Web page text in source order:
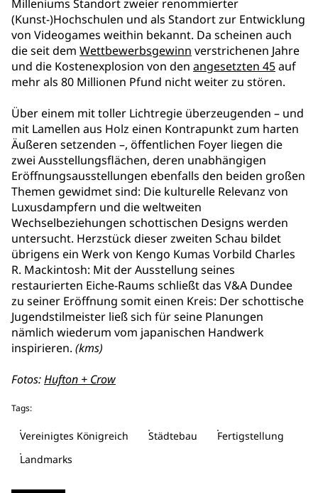
Milleniums Standort zweier renommierter
(Kunst-)Hochschulen und als Standort zur Entwicklung
von Videogames weithin bekannt. Da scheinen auch
die seit dem Wettbewerbsgewinn verstrichenen Jahre
und die Kostenexplosion von den angesetzten 45auf
mehr als 80 Millionen Pfund nicht weiter zu stören.
Über einem mit toller Lichtregie überzeugenden ­– und
mit Lamellen aus Holz einen Kontrapunkt zum harten
Äußeren setzenden –, öffentlichen Foyer liegen die
zwei Ausstellungsflächen, deren unabhängigen
Eröffnungsausstellungen ebenfalls den beiden großen
Themen gewidmet sind: Die kulturelle Relevanz von
Luxusdampfern und die weltweiten
Wechselbeziehungen schottischen Designs werden
untersucht. Herzstück dieser zweiten Schau bildet
übrigens ein Werk von Kengo Kumas Vorbild Charles
R. Mackintosh: Mit der Ausstellung seines
restaurierten Eiche-Raums schließt das V&A Dundee
zu seiner Eröffnung somit einen Kreis: Der schottische
Jugendstilmeister ließ sich für seine Planungen
nämlich wiederum vom japanischen Handwerk
inspirieren. (kms)
Fotos:Hufton + Crow
Tags:
Vereinigtes Königreich Städtebau
Fertigstellung
Landmarks